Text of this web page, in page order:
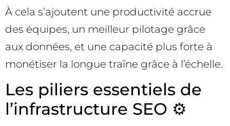
À cela s’ajoutent une productivité accrue
des équipes, un meilleur pilotage grâce
aux données, et une capacité plus forte à
monétiser la longue traîne grâce à l’échelle.
Les piliers essentiels de
l’infrastructure SEO ⚙️